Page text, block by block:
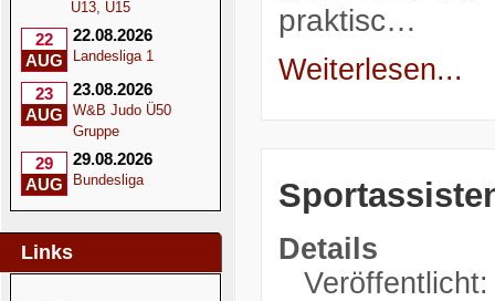
U13, U15
22
AUG
22.08.2026
Landesliga 1
23
AUG
23.08.2026
W&B Judo Ü50
Gruppe
29
AUG
29.08.2026
Bundesliga
Links
praktisc…
Weiterlesen...
Details